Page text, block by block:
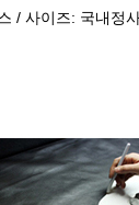
/ 사이즈: 국내정